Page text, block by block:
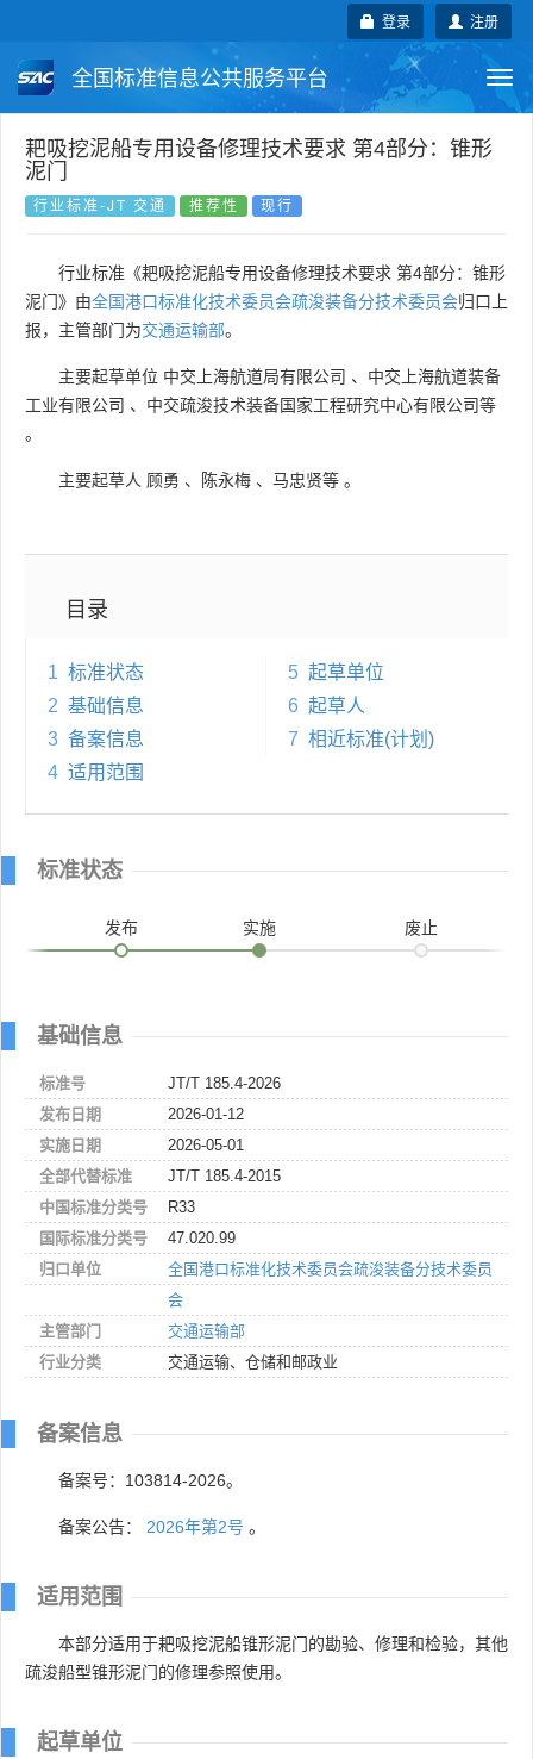
注册
登录
全国标准信息公共服务平台
国家标准 行业标准 地方标准
团体标准 企业标准
国外标准 技术委员会
耙吸挖泥船专用设备修理技术要求 第4部分：锥形
泥门
行业标准-JT 交通 推荐性 现行
行业标准《耙吸挖泥船专用设备修理技术要求 第4部分：锥形
泥门》由全国港口标准化技术委员会疏浚装备分技术委员会归口上
报，主管部门为交通运输部。
主要起草单位 中交上海航道局有限公司 、 中交上海航道装备
工业有限公司 、 中交疏浚技术装备国家工程研究中心有限公司等
。
主要起草人 顾勇 、 陈永梅 、 马忠贤等 。
目录
1 标准状态
2 基础信息
3 备案信息
4 适用范围
5 起草单位
6 起草人
7 相近标准(计划)
标准状态
发布 实施 废止
基础信息
标准号
JT/T 185.4-2026
发布日期
2026-01-12
实施日期
2026-05-01
全部代替标准
JT/T 185.4-2015
中国标准分类号
R33
国际标准分类号
47.020.99
归口单位
全国港口标准化技术委员会疏浚装备分技术委员
会
主管部门
交通运输部
行业分类
交通运输、仓储和邮政业
备案信息
备案号：103814-2026。
备案公告： 2026年第2号 。
适用范围
本部分适用于耙吸挖泥船锥形泥门的勘验、修理和检验，其他
疏浚船型锥形泥门的修理参照使用。
起草单位